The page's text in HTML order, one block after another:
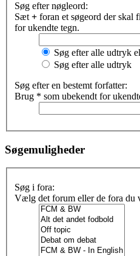
Søg efter nøgleord:
Sæt + foran et søgeord der skal
for ukendte tegn.
Søg efter alle udtryk
Søg efter alle udtryk
Søg efter en bestemt forfatter:
Brug * som ubekendt for
Søgemuligheder
Søg i fora:
Vælg det forum eller de fora du